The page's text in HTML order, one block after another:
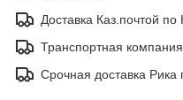
Доставка Каз.почтой по
Транспортная
Срочная доставка Рика